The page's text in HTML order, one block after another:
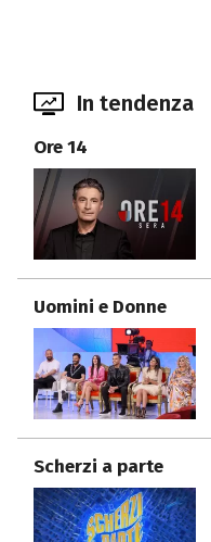
In tendenza
Ore 14
Uomini e Donne
Scherzi a parte